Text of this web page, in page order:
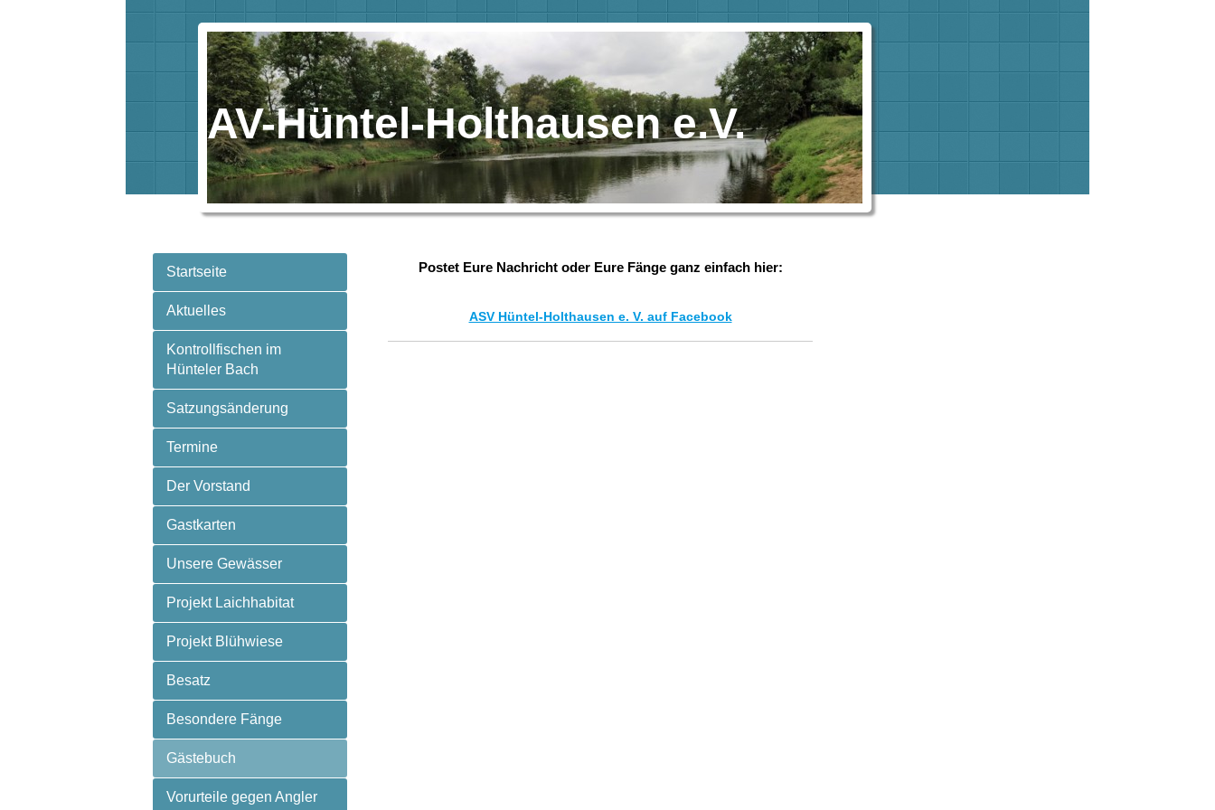
AV-Hüntel-Holthausen e.V.
Startseite
Aktuelles
Kontrollfischen im
Hünteler Bach
Satzungsänderung
Termine
Der Vorstand
Gastkarten
Unsere Gewässer
Projekt Laichhabitat
Projekt Blühwiese
Besatz
Besondere Fänge
Gästebuch
Vorurteile gegen Angler
Postet Eure Nachricht oder Eure Fänge ganz einfach hier:
ASV Hüntel-Holthausen e. V. auf Facebook